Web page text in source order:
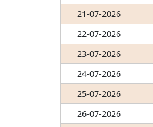
21-07-2026
22-07-2026
23-07-2026
24-07-2026
25-07-2026
26-07-2026